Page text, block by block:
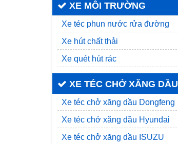
XE MÔI TRƯỜNG
Xe téc phun nước rửa đường
Xe hút chất thải
Xe quét hút rác
XE TÉC CHỞ XĂNG DẦU
Xe téc chở xăng dầu Dongfeng
Xe téc chở xăng dầu Hyundai
Xe téc chở xăng dầu ISUZU